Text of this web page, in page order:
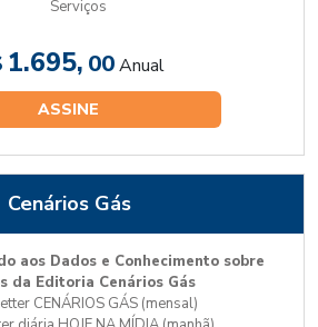
Serviços
1.695, 00 Anual
ASSINE
Cenários Gás
aos Dados e Conhecimento sobre
da Editoria Cenários Gás
CENÁRIOS GÁS (mensal)